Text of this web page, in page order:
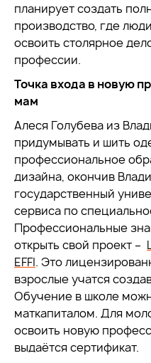
планирует создать
производство, где
освоить столярное
профессии.
Точка входа в новую
мам
Алеся Голубева из
придумывать и шить
профессиональное
дизайна, окончив
государственный
сервиса по
Профессиональные
открыть свой проект –
EFFI. Это
взрослые учатся
Обучение в школе
маткапиталом. Для
освоить новую
выдаётся сертификат.